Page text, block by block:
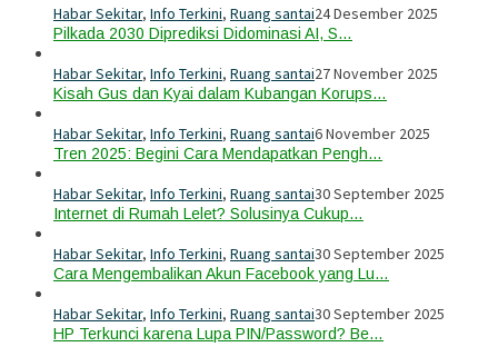
Habar Sekitar, Info Terkini, Ruang santai24 Desember 2025
Pilkada 2030 Diprediksi Didominasi AI, S…
Habar Sekitar, Info Terkini, Ruang santai27 November 2025
Kisah Gus dan Kyai dalam Kubangan Korups…
Habar Sekitar, Info Terkini, Ruang santai6 November 2025
Tren 2025: Begini Cara Mendapatkan Pengh…
Habar Sekitar, Info Terkini, Ruang santai30 September 2025
Internet di Rumah Lelet? Solusinya Cukup…
Habar Sekitar, Info Terkini, Ruang santai30 September 2025
Cara Mengembalikan Akun Facebook yang Lu…
Habar Sekitar, Info Terkini, Ruang santai30 September 2025
HP Terkunci karena Lupa PIN/Password? Be…